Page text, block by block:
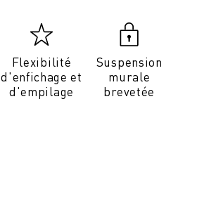
Flexibilité
d'enfichage et
d'empilage
Suspension
murale
brevetée